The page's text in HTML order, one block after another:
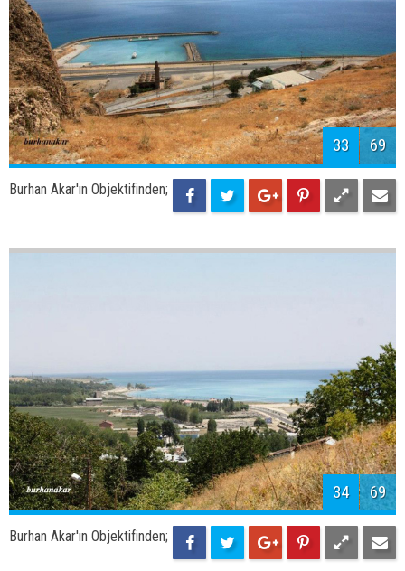
35 69
Burhan Akar'ın Objektifinden;
Kef Kalesi
36 69
Burhan Akar'ın Objektifinden;
Adilcevaz